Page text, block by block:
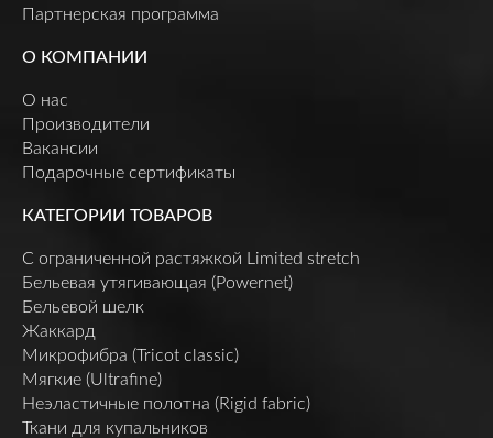
Партнерская программа
О КОМПАНИИ
О нас
Производители
Вакансии
Подарочные сертификаты
КАТЕГОРИИ ТОВАРОВ
C ограниченной растяжкой Limited stretch
Бельевая утягивающая (Powernet)
Бельевой шелк
Жаккард
Микрофибра (Tricot classic)
Мягкие (Ultrafine)
Неэластичные полотна (Rigid fabric)
Ткани для купальников